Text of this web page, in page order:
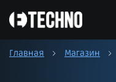
Главная Магазин